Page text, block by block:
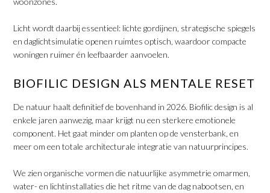
​Licht wordt daarbij essentieel: lichte gordijnen, strategische spiegels
en daglichtsimulatie openen ruimtes optisch, waardoor compacte
woningen ruimer én leefbaarder aanvoelen.
BIOFILIC DESIGN ALS MENTALE RESET
De natuur haalt definitief de bovenhand in 2026. Biofilic design is al
enkele jaren aanwezig, maar krijgt nu een sterkere emotionele
component. Het gaat minder om planten op de vensterbank, en
meer om een totale architecturale integratie van natuurprincipes.
​We zien organische vormen die natuurlijke asymmetrie omarmen,
water- en lichtinstallaties die het ritme van de dag nabootsen, en